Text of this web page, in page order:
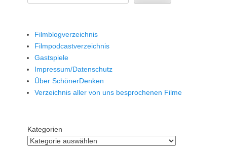
Filmblogverzeichnis
Filmpodcastverzeichnis
Gastspiele
Impressum/Datenschutz
Über SchönerDenken
Verzeichnis aller von uns besprochenen Filme
Kategorien